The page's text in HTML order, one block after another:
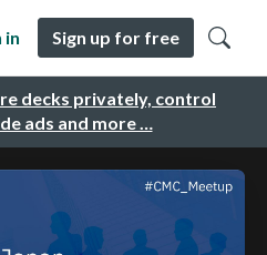
decks privately, control
ads and more …
in Sign up for free